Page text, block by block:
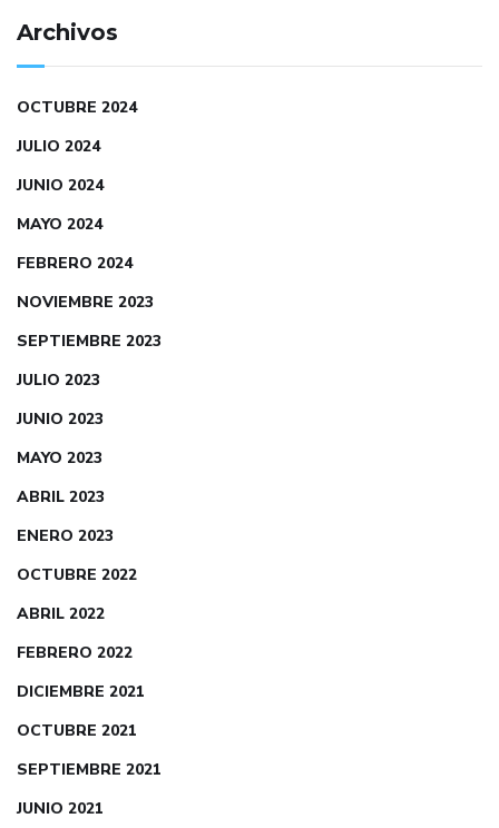
Archivos
OCTUBRE 2024
JULIO 2024
JUNIO 2024
MAYO 2024
FEBRERO 2024
NOVIEMBRE 2023
SEPTIEMBRE 2023
JULIO 2023
JUNIO 2023
MAYO 2023
ABRIL 2023
ENERO 2023
OCTUBRE 2022
ABRIL 2022
FEBRERO 2022
DICIEMBRE 2021
OCTUBRE 2021
SEPTIEMBRE 2021
JUNIO 2021